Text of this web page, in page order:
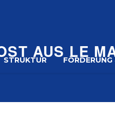
STRUKTUR FÖRDERUNG
AUS LE